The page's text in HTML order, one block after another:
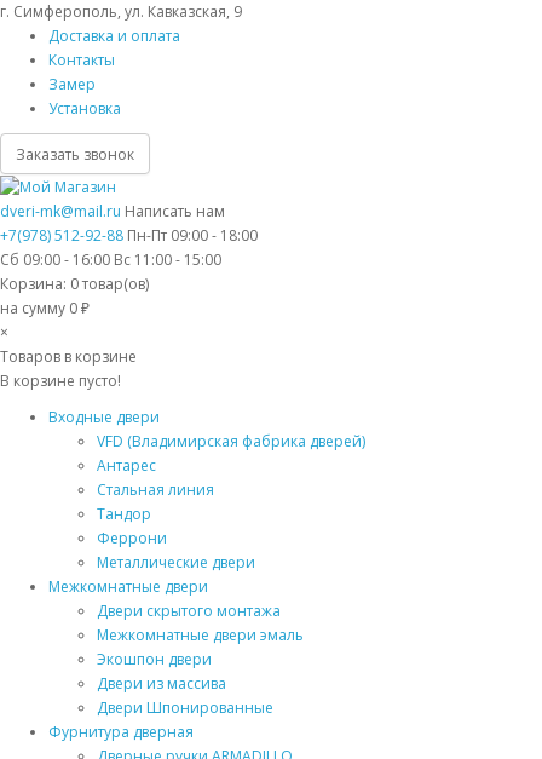
г. Симферополь, ул. Кавказская, 9
Доставка и оплата
Контакты
Замер
Установка
Заказать звонок
dveri-mk@mail.ru Написать нам
+7(978) 512-92-88 Пн-Пт 09:00 - 18:00
Сб 09:00 - 16:00 Вс 11:00 - 15:00
Корзина: 0товар(ов)
на сумму 0 ₽
×
Товаров в корзине
В корзине пусто!
Входные двери
VFD (Владимирская фабрика дверей)
Антарес
Стальная линия
Тандор
Феррони
Металлические двери
Межкомнатные двери
Двери скрытого монтажа
Межкомнатные двери эмаль
Экошпон двери
Двери из массива
Двери Шпонированные
Фурнитура дверная